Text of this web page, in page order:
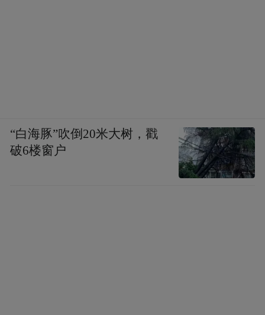
“白海豚”吹倒20米大树，戳
破6楼窗户